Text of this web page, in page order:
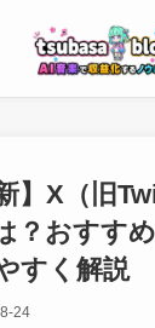
】X（旧
？おすす
すく解説
24